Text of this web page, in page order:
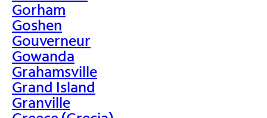
Gorham
Goshen
Gouverneur
Gowanda
Grahamsville
Grand Island
Granville